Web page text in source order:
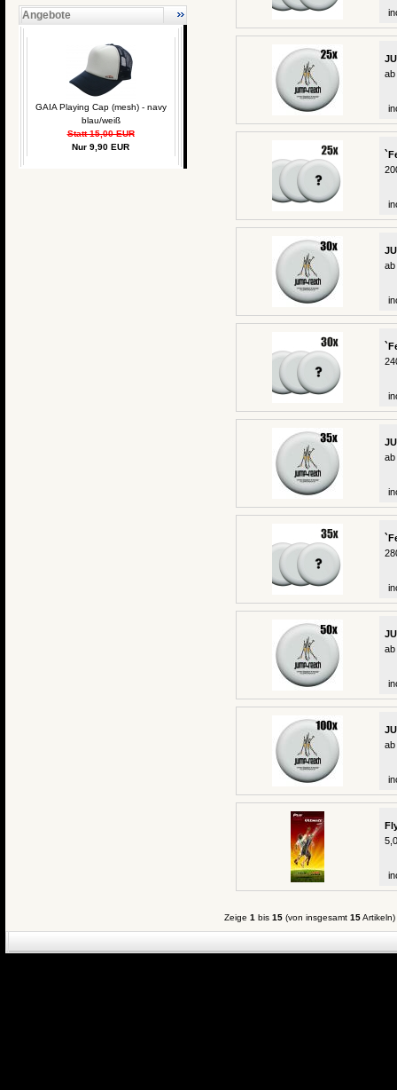
Angebote
GAIA Playing Cap (mesh) - navy
blau/weiß
Statt 15,00 EUR
Nur 9,90 EUR
ab
ab
ab
ab
ab
Zeige 1 bis 15(von insgesamt 15Artikeln)